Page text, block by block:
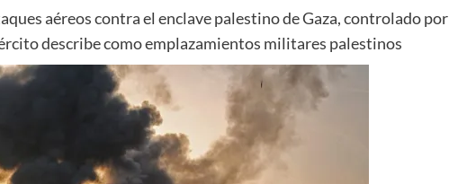
aéreos contra el enclave palestino de Gaza, controlado por
describe como emplazamientos militares palestinos